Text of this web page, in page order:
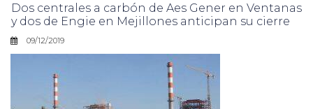
Dos centrales a carbón de Aes Gener en Ventanas
y dos de Engie en Mejillones anticipan su cierre
09/12/2019